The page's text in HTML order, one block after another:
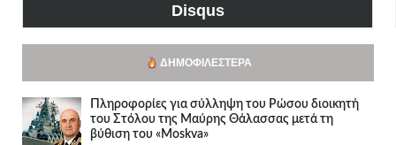
Disqus
ΔΗΜΟΦΙΛΈΣΤΕΡΑ
Πληροφορίες για σύλληψη του Ρώσου διοικητή
του Στόλου της Mαύρης Θάλασσας μετά τη
βύθιση του «Moskva»